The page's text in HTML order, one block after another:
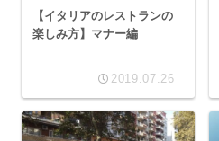
【イタリアのレストランの
楽しみ方】マナー編
2019.07.26